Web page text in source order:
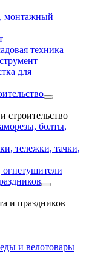
монтажный
техника
для
строительство
болты,
тележки, тачки,
и праздников
и велотовары